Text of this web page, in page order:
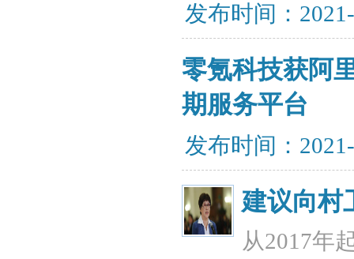
发布时间：
零氪科技获阿
期服务平台
发布时间：
建议向村
从2017年